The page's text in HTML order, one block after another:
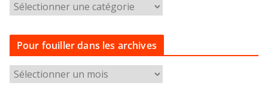
t
g
Pour fouiller dans les archives